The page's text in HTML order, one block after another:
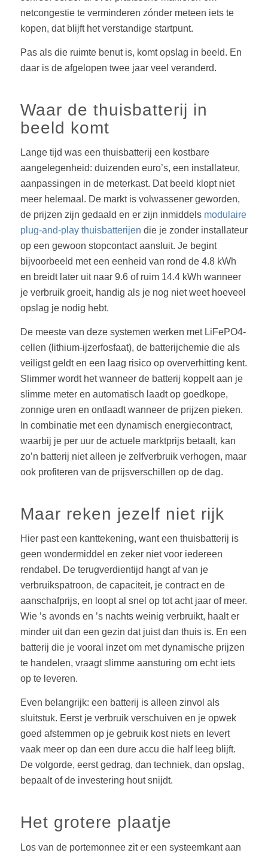
netcongestie te verminderen zónder meteen iets te
kopen, dat blijft het verstandige startpunt.
Pas als die ruimte benut is, komt opslag in beeld. En
daar is de afgelopen twee jaar veel veranderd.
Waar de thuisbatterij in
beeld komt
Lange tijd was een thuisbatterij een kostbare
aangelegenheid: duizenden euro’s, een installateur,
aanpassingen in de meterkast. Dat beeld klopt niet
meer helemaal. De markt is volwassener geworden,
de prijzen zijn gedaald en er zijn inmiddels modulaire
plug-and-play thuisbatterijen die je zonder installateur
op een gewoon stopcontact aansluit. Je begint
bijvoorbeeld met een eenheid van rond de 4.8 kWh
en breidt later uit naar 9.6 of ruim 14.4 kWh wanneer
je verbruik groeit, handig als je nog niet weet hoeveel
opslag je nodig hebt.
De meeste van deze systemen werken met LiFePO4-
cellen (lithium-ijzerfosfaat), de batterijchemie die als
veiligst geldt en een laag risico op oververhitting kent.
Slimmer wordt het wanneer de batterij koppelt aan je
slimme meter en automatisch laadt op goedkope,
zonnige uren en ontlaadt wanneer de prijzen pieken.
In combinatie met een dynamisch energiecontract,
waarbij je per uur de actuele marktprijs betaalt, kan
zo’n batterij niet alleen je zelfverbruik verhogen, maar
ook profiteren van de prijsverschillen op de dag.
Maar reken jezelf niet rijk
Hier past een kanttekening, want een thuisbatterij is
geen wondermiddel en zeker niet voor iedereen
rendabel. De terugverdientijd hangt af van je
verbruikspatroon, de capaciteit, je contract en de
aanschafprijs, en loopt al snel op tot acht jaar of meer.
Wie ’s avonds en ’s nachts weinig verbruikt, haalt er
minder uit dan een gezin dat juist dan thuis is. En een
batterij die je vooral inzet om met dynamische prijzen
te handelen, vraagt slimme aansturing om echt iets
op te leveren.
Even belangrijk: een batterij is alleen zinvol als
sluitstuk. Eerst je verbruik verschuiven en je opwek
goed afstemmen op je gebruik kost niets en levert
vaak meer op dan een dure accu die half leeg blijft.
De volgorde, eerst gedrag, dan techniek, dan opslag,
bepaalt of de investering hout snijdt.
Het grotere plaatje
Los van de portemonnee zit er een systeemkant aan